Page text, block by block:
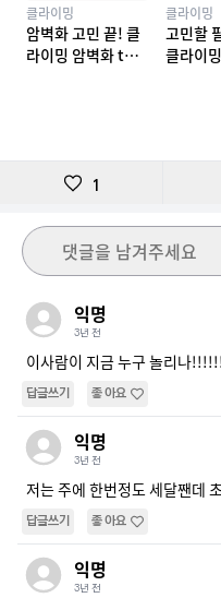
클라이밍
암벽화 고민 끝! 클
라이밍 암벽화 top
클라이밍
고민할
클라이
1
댓글을 남겨주세요
익명
3년 전
이사람이 지금 누구 놀리나
답글쓰기 좋아요
익명
3년 전
저는 주에 한번정도 세달짼데
답글쓰기 좋아요
익명
3년 전